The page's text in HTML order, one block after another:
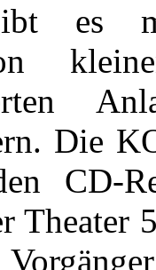
es
Die
CD-
Theater